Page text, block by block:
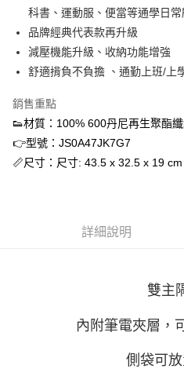
每筆NT$60，滿NT$1,500(含以上)
宅配
每筆NT$70，滿NT$1,500(含以上)
免運費
科書、運動服、便當等通學日常
品牌經典代表款再升級
減壓機能升級、收納功能增強
舒適揹負不負擔 、通勤上班/上
銷售重點
👟材質：100% 600丹尼再生聚酯
👉型號：JS0A47JK7G7
📏尺寸：尺寸: 43.5 x 32.5 x 19
詳細說明
雙主
內附筆電夾層，
側袋可